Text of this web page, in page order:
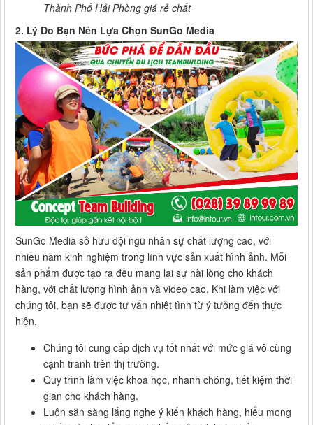
Thành Phố Hải Phòng giá rẻ chất
2. Lý Do Bạn Nên Lựa Chọn SunGo Media
SunGo Media sở hữu đội ngũ nhân sự chất lượng cao, với
nhiều năm kinh nghiệm trong lĩnh vực sản xuất hình ảnh. Mỗi
sản phẩm được tạo ra đều mang lại sự hài lòng cho khách
hàng, với chất lượng hình ảnh và video cao. Khi làm việc với
chúng tôi, bạn sẽ được tư vấn nhiệt tình từ ý tưởng đến thực
hiện.
Chúng tôi cung cấp dịch vụ tốt nhất với mức giá vô cùng
cạnh tranh trên thị trường.
Quy trình làm việc khoa học, nhanh chóng, tiết kiệm thời
gian cho khách hàng.
Luôn sẵn sàng lắng nghe ý kiến khách hàng, hiểu mong